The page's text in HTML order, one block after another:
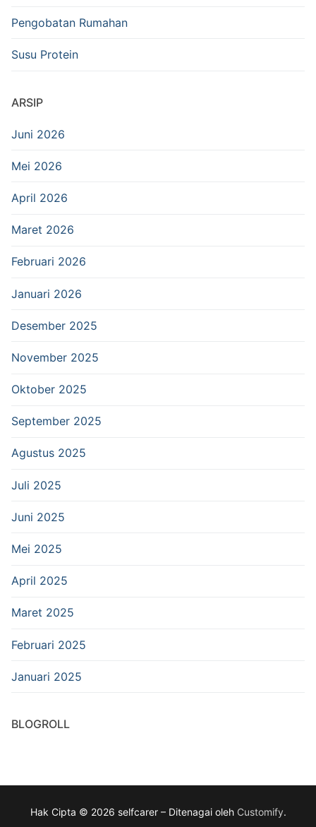
Pengobatan Rumahan
Susu Protein
ARSIP
Juni 2026
Mei 2026
April 2026
Maret 2026
Februari 2026
Januari 2026
Desember 2025
November 2025
Oktober 2025
September 2025
Agustus 2025
Juli 2025
Juni 2025
Mei 2025
April 2025
Maret 2025
Februari 2025
Januari 2025
BLOGROLL
Hak Cipta © 2026 selfcarer – Ditenagai oleh Customify.